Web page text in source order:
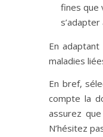
fines que
En
maladies
En bref,
compte la
assurez
N’hésitez